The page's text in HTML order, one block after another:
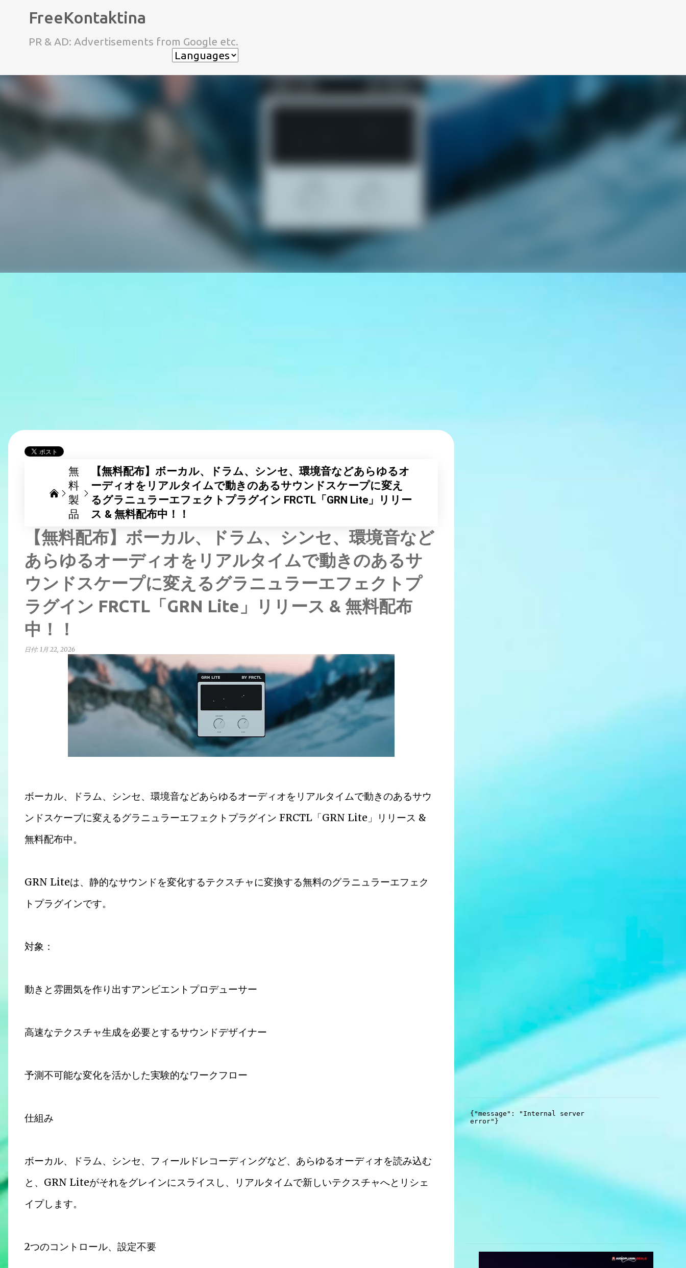
FreeKontaktina
PR & AD: Advertisements from Google etc.
無
料
製
品
【無料配布】ボーカル、ドラム、シンセ、環境音などあらゆるオ
ーディオをリアルタイムで動きのあるサウンドスケープに変え
るグラニュラーエフェクトプラグイン FRCTL「GRN Lite」リリー
ス & 無料配布中！！
【無料配布】ボーカル、ドラム、シンセ、環境音など
あらゆるオーディオをリアルタイムで動きのあるサ
ウンドスケープに変えるグラニュラーエフェクトプ
ラグイン FRCTL「GRN Lite」リリース & 無料配布
中！！
日付: 1月 22, 2026
ボーカル、ドラム、シンセ、環境音などあらゆるオーディオをリアルタイムで動きのあるサウ
ンドスケープに変えるグラニュラーエフェクトプラグイン FRCTL「GRN Lite」リリース &
無料配布中。
GRN Liteは、静的なサウンドを変化するテクスチャに変換する無料のグラニュラーエフェク
トプラグインです。
対象：
動きと雰囲気を作り出すアンビエントプロデューサー
高速なテクスチャ生成を必要とするサウンドデザイナー
予測不可能な変化を活かした実験的なワークフロー
仕組み
ボーカル、ドラム、シンセ、フィールドレコーディングなど、あらゆるオーディオを読み込む
と、GRN Liteがそれをグレインにスライスし、リアルタイムで新しいテクスチャへとリシェ
イプします。
2つのコントロール、設定不要